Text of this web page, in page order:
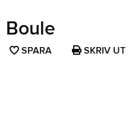
Boule
SPARA SPARA SKRIV UT